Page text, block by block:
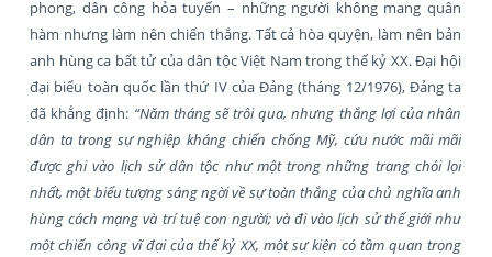
phong, dân công hỏa tuyến – những người không mang quân
hàm nhưng làm nên chiến thắng. Tất cả hòa quyện, làm nên bản
anh hùng ca bất tử của dân tộc Việt Nam trong thế kỷ XX. Đại hội
đại biểu toàn quốc lần thứ IV của Đảng (tháng 12/1976), Đảng ta
đã khẳng định: “Năm tháng sẽ trôi qua, nhưng thắng lợi của nhân
dân ta trong sự nghiệp kháng chiến chống Mỹ, cứu nước mãi mãi
được ghi vào lịch sử dân tộc như một trong những trang chói lọi
nhất, một biểu tượng sáng ngời về sự toàn thắng của chủ nghĩa anh
hùng cách mạng và trí tuệ con người; và đi vào lịch sử thế giới như
một chiến công vĩ đại của thế kỷ XX, một sự kiện có tầm quan trọng